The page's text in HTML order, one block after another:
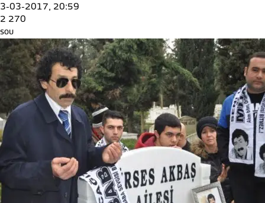
3-03-2017, 20:59
2 270
sou